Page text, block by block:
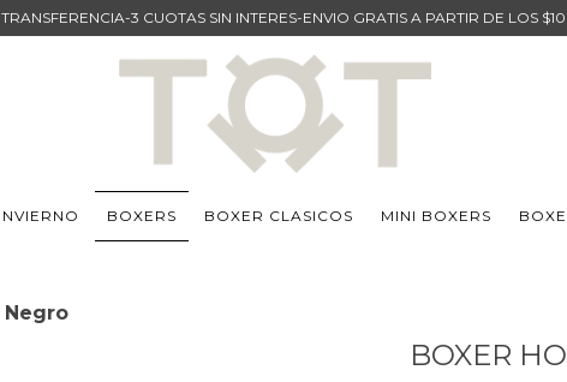
TRANSFERENCIA-3 CUOTAS SIN INTERES-ENVIO GRATIS A PARTIR DE LOS
BOXERS BOXER CLASICOS MINI BOXERS
Negro
BOXER